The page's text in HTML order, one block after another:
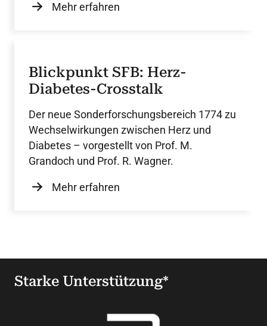
Mehr erfahren
Blickpunkt SFB: Herz-
Diabetes-Crosstalk
Der neue Sonderforschungsbereich 1774 zu
Wechselwirkungen zwischen Herz und
Diabetes – vorgestellt von Prof. M.
Grandoch und Prof. R. Wagner.
Mehr erfahren
Starke Unterstützung*